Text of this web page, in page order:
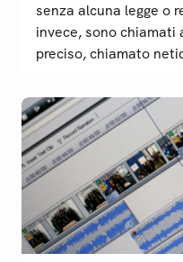
senza alcuna legge o
invece, sono chiamati
preciso, chiamato